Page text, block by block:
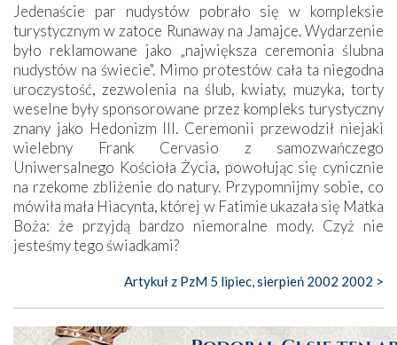
Jedenaście par nudystów pobrało się w kompleksie
turystycznym w zatoce Runaway na Jamajce. Wydarzenie
było reklamowane jako „największa ceremonia ślubna
nudystów na świecie". Mimo protestów cała ta niegodna
uroczystość, zezwolenia na ślub, kwiaty, muzyka, torty
weselne były sponsorowane przez kompleks turystyczny
znany jako Hedonizm III. Ceremonii przewodził niejaki
wielebny Frank Cervasio z samozwańczego
Uniwersalnego Kościoła Życia, powołując się cynicznie
na rzekome zbliżenie do natury. Przypomnijmy sobie, co
mówiła mała Hiacynta, której w Fatimie ukazała się Matka
Boża: że przyjdą bardzo niemoralne mody. Czyż nie
jesteśmy tego świadkami?
Artykuł z PzM 5 lipiec, sierpień 2002 2002 >